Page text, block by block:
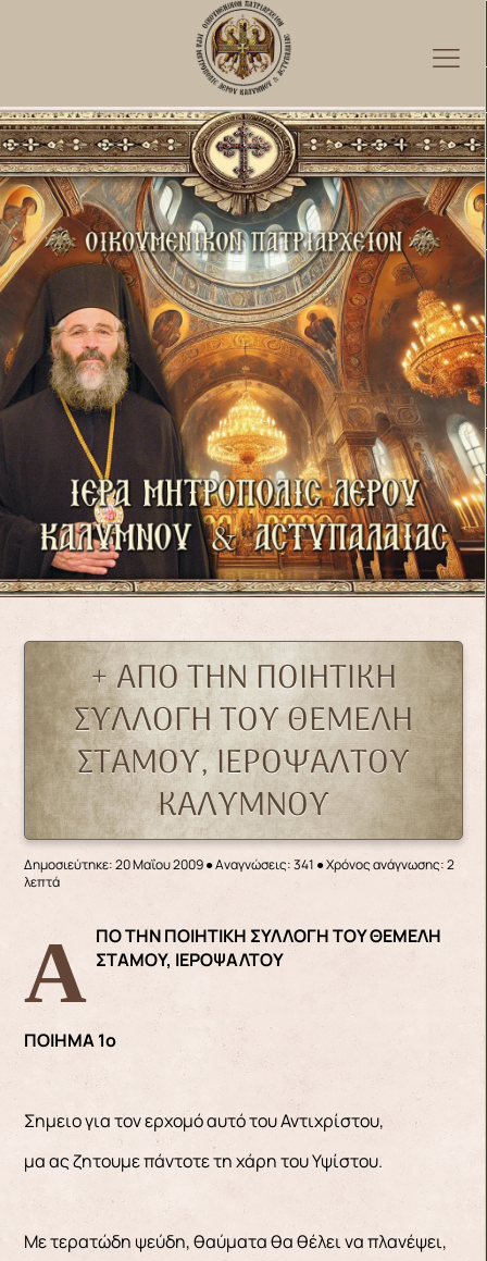
+ ΑΠΟ ΤΗΝ ΠΟΙΗΤΙΚΗ
ΣΥΛΛΟΓΗ ΤΟΥ ΘΕΜΕΛΗ
ΣΤΑΜΟΥ, ΙΕΡΟΨΑΛΤΟΥ
ΚΑΛΥΜΝΟΥ
Δημοσιεύτηκε: 20 Μαΐου 2009●Αναγνώσεις: 341 ● Χρόνος ανάγνωσης: 2
λεπτά
ΑΠΟ ΤΗΝ ΠΟΙΗΤΙΚΗ ΣΥΛΛΟΓΗ ΤΟΥ ΘΕΜΕΛΗ ΣΤΑΜΟΥ, ΙΕΡΟΨΑΛΤΟΥ
ΠΟΙΗΜΑ 1ο
Σημειο για τον ερχομό αυτό του Αντιχρίστου,
μα ας ζητουμε πάντοτε τη χάρη του Υψίστου.
Με τερατώδη ψεύδη, θαύματα θα θέλει να πλανέψει,